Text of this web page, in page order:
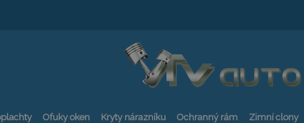
Ofuky oken Kryty nárazníku Ochranný rám Zimní clony